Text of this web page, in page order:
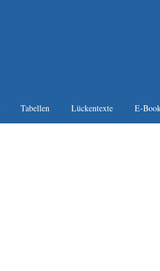
Tabellen Lückentexte E-